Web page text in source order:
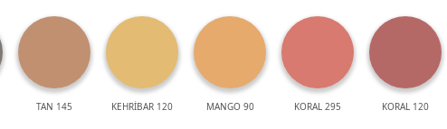
TAN 145 KEHRİBAR 120 MANGO 90 KORAL 295 KORAL 120